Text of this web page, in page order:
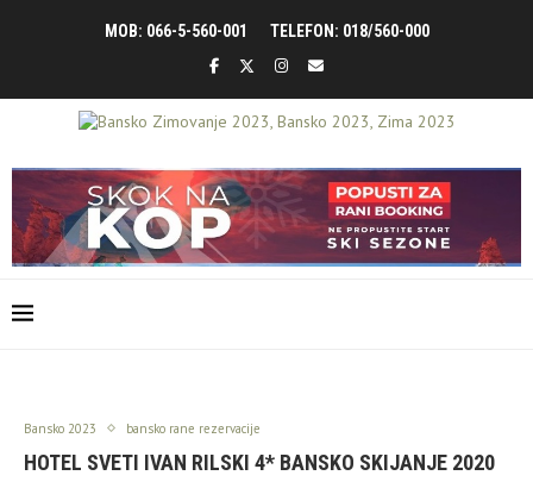
MOB: 066-5-560-001 TELEFON: 018/560-000
Bansko 2023 bansko rane rezervacije
HOTEL SVETI IVAN RILSKI 4* BANSKO SKIJANJE 2020